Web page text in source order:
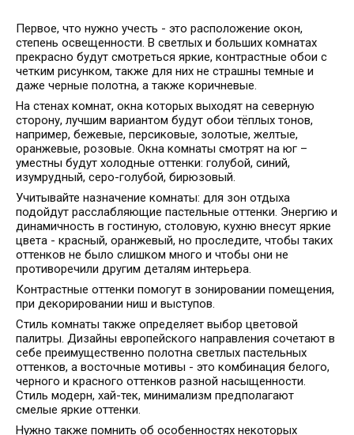
Первое, что нужно учесть - это расположение окон,
степень освещенности. В светлых и больших комнатах
прекрасно будут смотреться яркие, контрастные обои с
четким рисунком, также для них не страшны темные и
даже черные полотна, а также коричневые.
На стенах комнат, окна которых выходят на северную
сторону, лучшим вариантом будут обои тёплых тонов,
например, бежевые, персиковые, золотые, желтые,
оранжевые, розовые. Окна комнаты смотрят на юг –
уместны будут холодные оттенки: голубой, синий,
изумрудный, серо-голубой, бирюзовый.
Учитывайте назначение комнаты: для зон отдыха
подойдут расслабляющие пастельные оттенки. Энергию и
динамичность в гостиную, столовую, кухню внесут яркие
цвета - красный, оранжевый, но проследите, чтобы таких
оттенков не было слишком много и чтобы они не
противоречили другим деталям интерьера.
Контрастные оттенки помогут в зонировании помещения,
при декорировании ниш и выступов.
Стиль комнаты также определяет выбор цветовой
палитры. Дизайны европейского направления сочетают в
себе преимущественно полотна светлых пастельных
оттенков, а восточные мотивы - это комбинация белого,
черного и красного оттенков разной насыщенности.
Стиль модерн, хай-тек, минимализм предполагают
смелые яркие оттенки.
Нужно также помнить об особенностях некоторых